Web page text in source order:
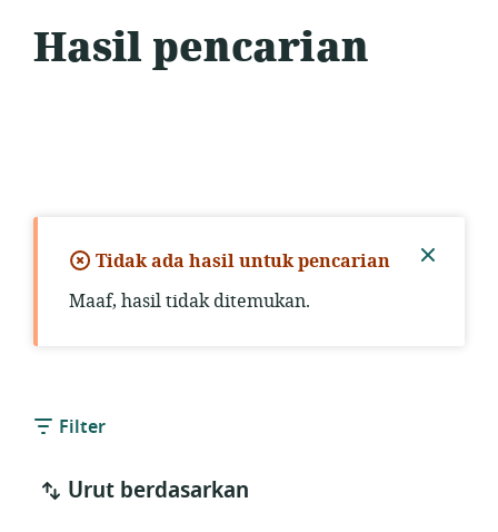
Hasil pencarian
Tidak ada hasil untuk pencarian
Maaf, hasil tidak ditemukan.
Filter
Urut berdasarkan